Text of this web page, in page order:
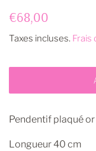
Prix
€68,00
Taxes incluses. Frais
Pendentif plaqué
Longueur 40 cm